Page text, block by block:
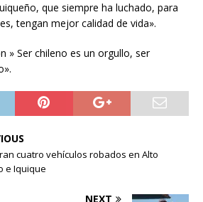
que siempre ha luchado, para
tengan mejor calidad de vida».
» Ser chileno es un orgullo, ser
cuatro vehículos robados en Alto
e Iquique
NEXT